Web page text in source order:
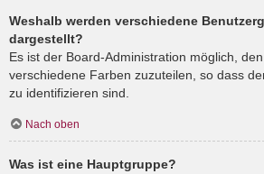
Weshalb werden verschiedene
dargestellt?
Es ist der Board-Administration möglich,
verschiedene Farben zuzuteilen, so dass
zu identifizieren sind.
Nach oben
Was ist eine Hauptgruppe?